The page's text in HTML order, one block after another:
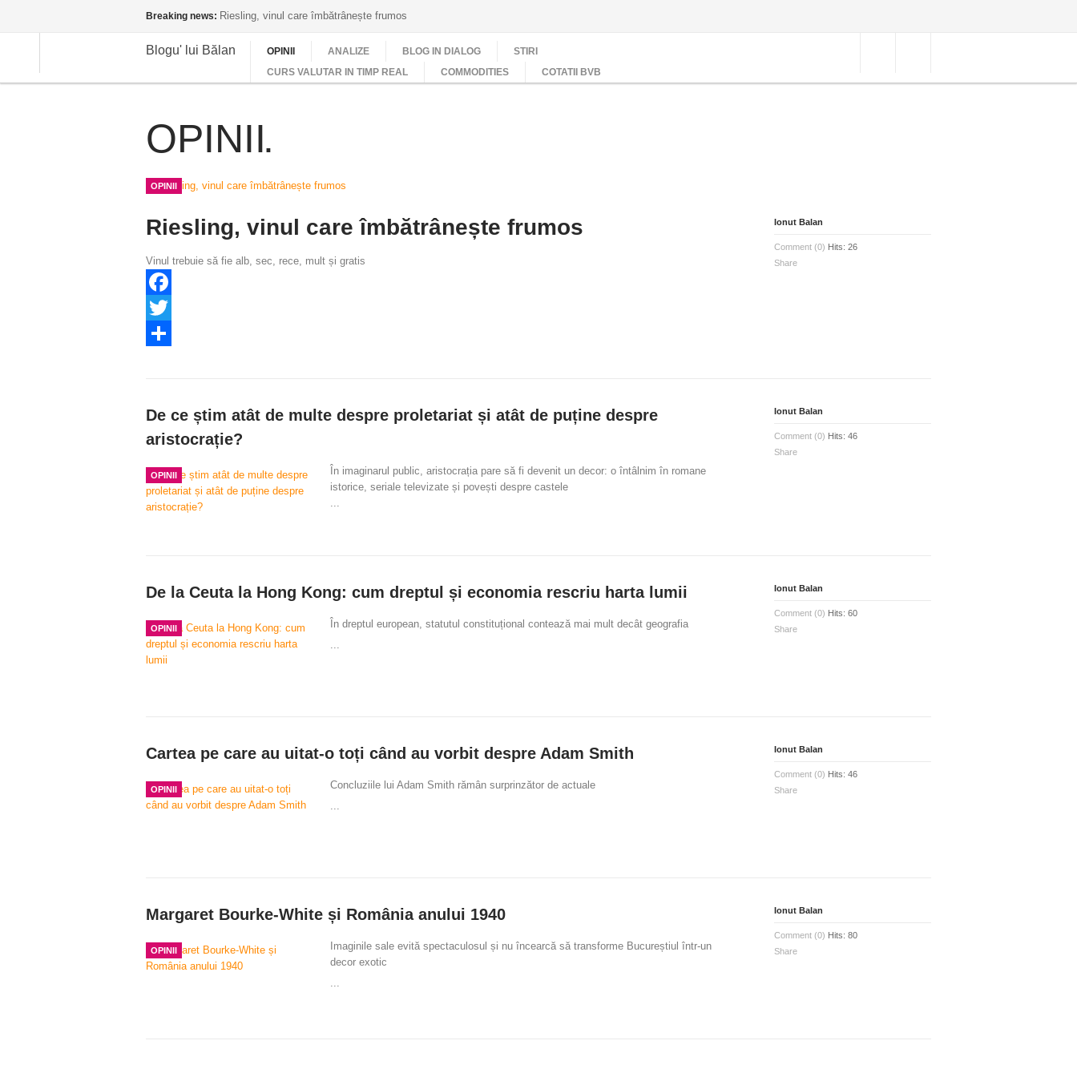
Breaking news: Riesling, vinul care îmbătrânește frumos
Blogu' lui Bălan OPINII ANALIZE BLOG IN DIALOG
STIRI
CURS VALUTAR IN TIMP REAL
COMMODITIES COTATII BVB
OPINII
OPINII
Riesling, vinul care îmbătrânește frumos
Vinul trebuie să fie alb, sec, rece, mult și gratis
Facebook
Twitter
Ionut Balan
Comment (0) Hits: 26
Share
De ce știm atât de multe despre proletariat și atât de puține despre
aristocrație?
OPINII
În imaginarul public, aristocrația pare să fi devenit un decor: o întâlnim în romane
istorice, seriale televizate și povești despre castele
...
Ionut Balan
Comment (0) Hits: 46
Share
De la Ceuta la Hong Kong: cum dreptul și economia rescriu harta lumii
OPINII
În dreptul european, statutul constituțional contează mai mult decât geografia
...
Ionut Balan
Comment (0) Hits: 60
Share
Cartea pe care au uitat-o toți când au vorbit despre Adam Smith
OPINII
Concluziile lui Adam Smith rămân surprinzător de actuale
...
Ionut Balan
Comment (0) Hits: 46
Share
Margaret Bourke-White și România anului 1940
OPINII
Imaginile sale evită spectaculosul și nu încearcă să transforme Bucureștiul într-un
decor exotic
...
Ionut Balan
Comment (0) Hits: 80
Share